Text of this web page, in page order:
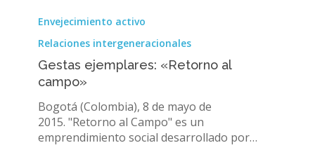
ejemplares:
«Retorno
campo»
Envejecimiento activo
Relaciones intergeneracionales
Gestas ejemplares: «Retorno al
campo»
Bogotá (Colombia), 8 de mayo de
2015. "Retorno al Campo" es un
emprendimiento social desarrollado por…